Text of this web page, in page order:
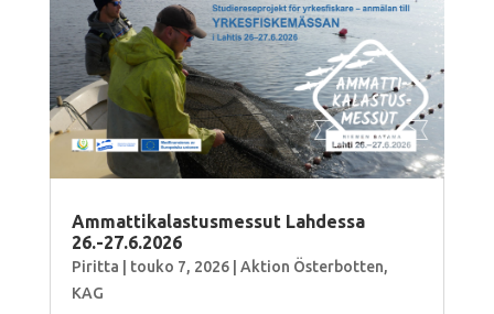
Ammattikalastusmessut Lahdessa
26.-27.6.2026
Piritta touko 7, 2026| Aktion Österbotten,
KAG